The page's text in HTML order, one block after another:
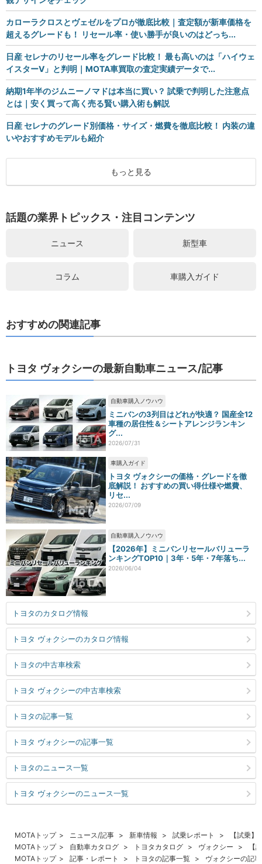
カローラクロスとヴェゼルをプロが徹底比較｜査定額が新車価格を
超えるグレードも！ リセール率・使い勝手が良いのはどっち...
日産 セレナのリセール率をグレード比較！ 最も高いのは「ハイウェ
イスターV」と判明｜MOTA車買取の査定実績データで...
納期1年半のジムニーノマドは本当に買い？ 試乗で判明した注意点
とは｜安く買って高く売る賢い購入術も解説
日産 セレナのグレード別価格・サイズ・燃費を徹底比較！ 内装の違
いやおすすめモデルも紹介
もっと見る
話題の業界トピックス・注目コンテンツ
ニュース 新型車
コラム 車購入ガイド
おすすめの関連記事
トヨタ ヴォクシーの最新自動車ニュース/記事
自動車購入ノウハウ
ミニバンの3列目はどれが快適？ 国産全12
車種の居住性＆シートアレンジランキン
グ...
2026/07/31
車購入ガイド
トヨタ ヴォクシーの価格・グレードを徹
底解説！ おすすめの買い得仕様や燃費、
リセ...
2026/07/09
自動車購入ノウハウ
【2026年】ミニバンリセールバリューラ
ンキングTOP10｜3年・5年・7年落ち...
2026/06/04
トヨタのカタログ情報
トヨタ ヴォクシーのカタログ情報
トヨタの中古車検索
トヨタ ヴォクシーの中古車検索
トヨタの記事一覧
トヨタ ヴォクシーの記事一覧
トヨタのニュース一覧
トヨタ ヴォクシーのニュース一覧
MOTAトップ ニュース/記事 新車情報 試乗レポート
【試乗
MOTAトップ
自動車カタログ トヨタカタログ ヴォクシー
【
MOTAトップ
記事・レポート トヨタの記事一覧 ヴォクシーの記